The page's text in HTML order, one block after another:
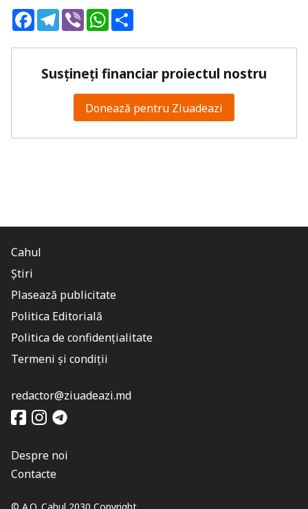
FacebookTelegram
ViberWhatsApp
Susțineți financiar proiectul nostru
Donează pentru Ziuadeazi
Cahul
Știri
Plasează publicitate
Politica Editorială
Politica de confidențialitate
Termeni și condiții
redactor@ziuadeazi.md
Despre noi
Contacte